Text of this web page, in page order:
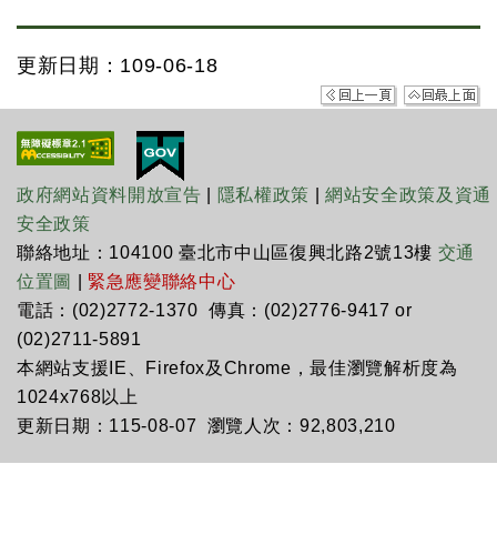
更新日期：109-06-18
政府網站資料開放宣告 隱私權政策 |網站安全政策及資通
安全政策
聯絡地址：104100 臺北市中山區復興北路2號13樓 交通
位置圖
緊急應變聯絡中心
電話：(02)2772-1370 傳真：(02)2776-9417 or
(02)2711-5891
本網站支援IE、Firefox及Chrome，最佳瀏覽解析度為
1024x768以上
更新日期：115-08-07 瀏覽人次：92,803,210